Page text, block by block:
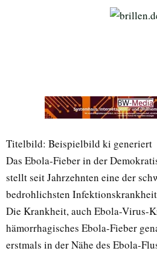
Titelbild: Beispielbild ki generiert
Das Ebola-Fieber in der
stellt seit Jahrzehnten eine der
bedrohlichsten
Die Krankheit, auch Ebola-Virus-
hämorrhagisches Ebola-Fieber
erstmals in der Nähe des Ebola-